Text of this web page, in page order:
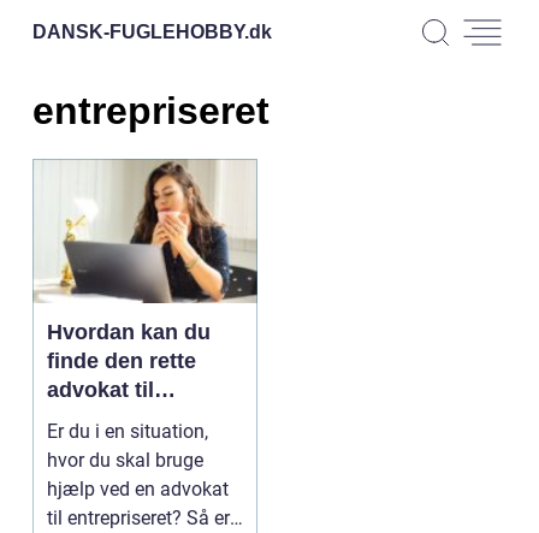
DANSK-FUGLEHOBBY.dk
entrepriseret
Hvordan kan du
finde den rette
advokat til
entrepriseret i
Stege?
Er du i en situation,
hvor du skal bruge
hjælp ved en advokat
til entrepriseret? Så er